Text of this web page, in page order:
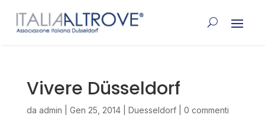
Vivere Düsseldorf
da admin Gen 25, 2014| Duesseldorf| 0 commenti